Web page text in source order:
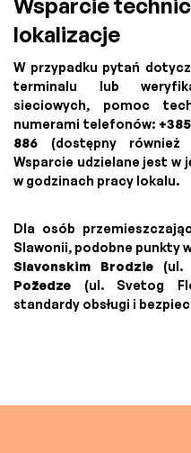
Wsparcie
lokalizacje
W przypadku pytań
terminalu lub
sieciowych, pomoc
numerami telefonów:
886 (dostępny również
Wsparcie udzielane jest w
w godzinach pracy lokalu.
Dla osób
Slawonii, podobne punkty
Slavonskim Brodzie (ul.
Požedze (ul. Svetog
standardy obsługi i